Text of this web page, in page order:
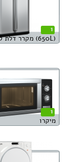
1
(650L) מקרר דלת ליד דלת
1
מיקרו